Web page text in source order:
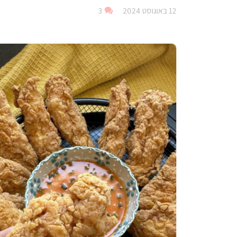
12 באוגוסט 2024 3